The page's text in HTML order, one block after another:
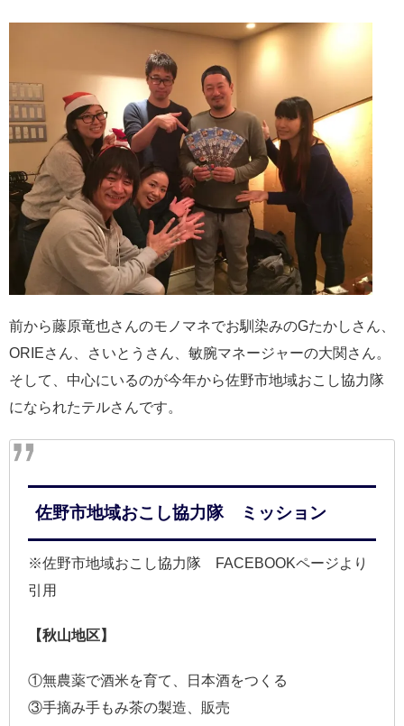
前から藤原竜也さんのモノマネでお馴染みのGたかしさん、
ORIEさん、さいとうさん、敏腕マネージャーの大関さん。
そして、中心にいるのが今年から佐野市地域おこし協力隊
になられたテルさんです。
佐野市地域おこし協力隊 ミッション
※佐野市地域おこし協力隊 FACEBOOKページより
引用
【秋山地区】
①無農薬で酒米を育て、日本酒をつくる
③手摘み手もみ茶の製造、販売